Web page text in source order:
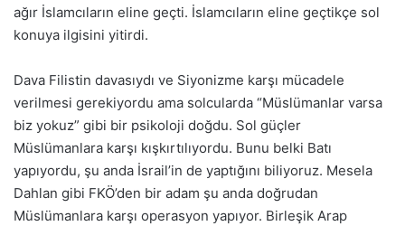
ağır İslamcıların eline geçti. İslamcıların eline geçtikçe sol
konuya ilgisini yitirdi.
Dava Filistin davasıydı ve Siyonizme karşı mücadele
verilmesi gerekiyordu ama solcularda “Müslümanlar varsa
biz yokuz” gibi bir psikoloji doğdu. Sol güçler
Müslümanlara karşı kışkırtılıyordu. Bunu belki Batı
yapıyordu, şu anda İsrail’in de yaptığını biliyoruz. Mesela
Dahlan gibi FKÖ’den bir adam şu anda doğrudan
Müslümanlara karşı operasyon yapıyor. Birleşik Arap